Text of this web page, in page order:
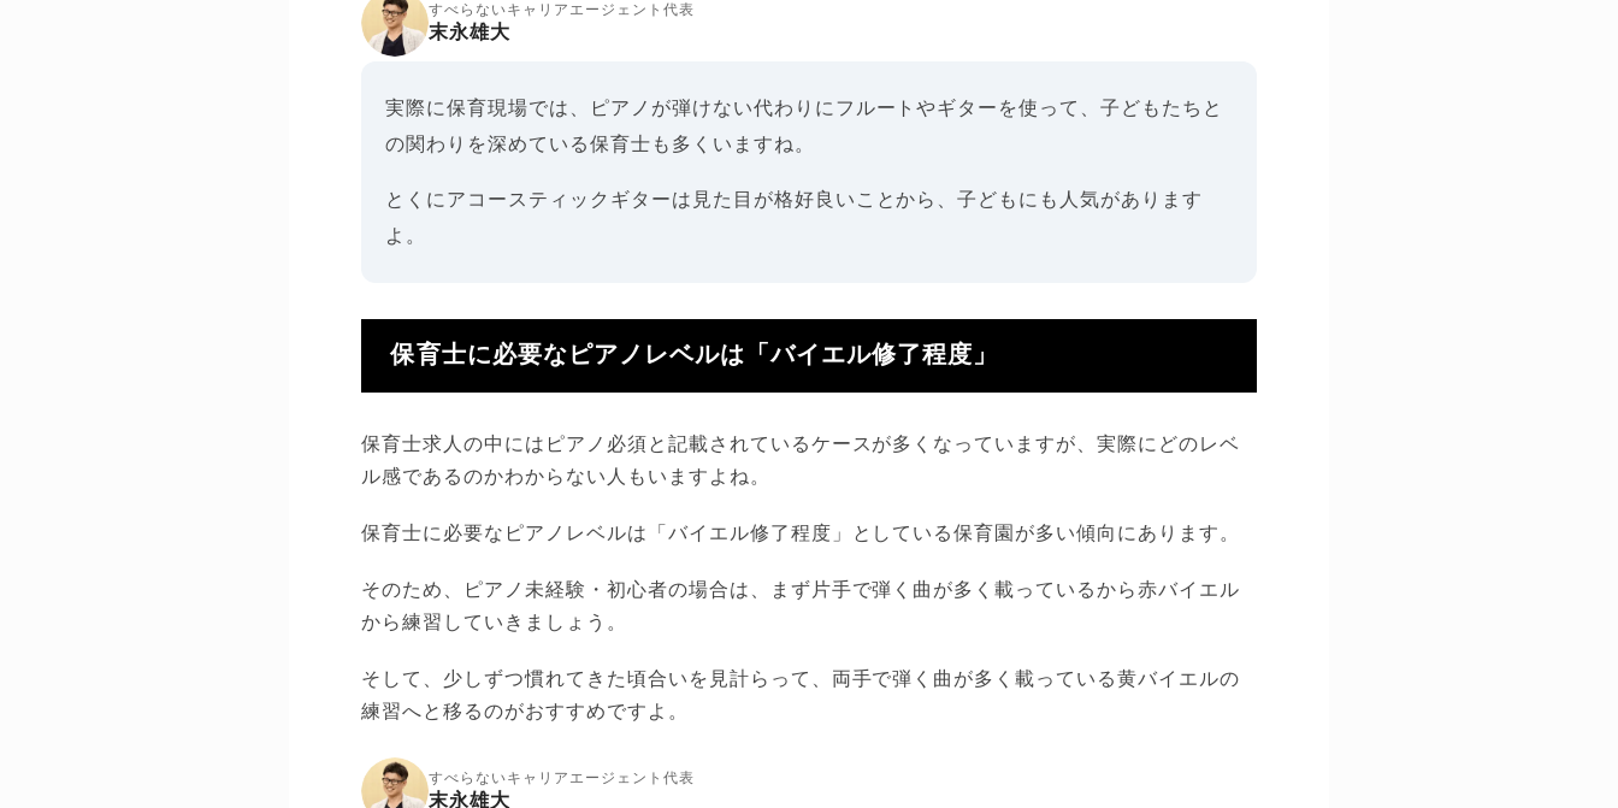
すべらないキャリアエージェント代表
末永雄大
実際に保育現場では、ピアノが弾けない代わりにフルートやギターを使って、子どもたちと
の関わりを深めている保育士も多くいますね。
とくにアコースティックギターは見た目が格好良いことから、子どもにも人気があります
よ。
保育士に必要なピアノレベルは「バイエル修了程度」
保育士求人の中にはピアノ必須と記載されているケースが多くなっていますが、実際にどのレベ
ル感であるのかわからない人もいますよね。
保育士に必要なピアノレベルは「バイエル修了程度」としている保育園が多い傾向にあります。
そのため、ピアノ未経験・初心者の場合は、まず片手で弾く曲が多く載っているから赤バイエル
から練習していきましょう。
そして、少しずつ慣れてきた頃合いを見計らって、両手で弾く曲が多く載っている黄バイエルの
練習へと移るのがおすすめですよ。
すべらないキャリアエージェント代表
末永雄大